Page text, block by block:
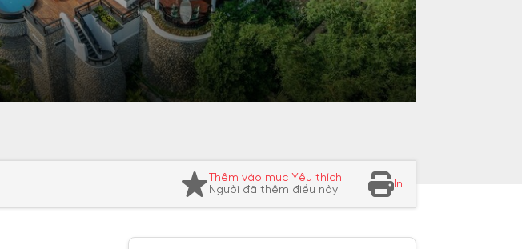
Thêm vào mục Yêu thích
Người đã thêm điều này
In